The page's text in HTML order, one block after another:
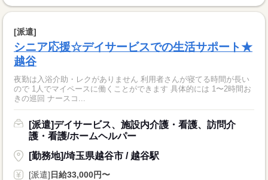
[派遣]
シニア応援☆デイサービスでの生活サポート★
越谷
夜勤は入浴介助・レクがありません 利用者さんが寝てる時間が長い
ので 1人でマイペースに働くことができます 具体的には 1〜2時間お
きの巡回 ナースコ...
[派遣]デイサービス、施設内介護・看護、訪問介
護・看護/ホームヘルパー
[勤務地]/埼玉県越谷市 / 越谷駅
[派遣] 日給33,000円〜